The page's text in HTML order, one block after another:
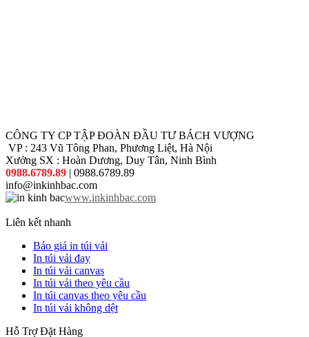
CÔNG TY CP TẬP ĐOÀN ĐẦU TƯ BÁCH VƯỢNG
VP : 243 Vũ Tông Phan, Phương Liệt, Hà Nội
Xưởng SX : Hoàn Dương, Duy Tân, Ninh Bình
0988.6789.89 | 0988.6789.89
info@inkinhbac.com
www.inkinhbac.com
Liên kết nhanh
Báo giá in túi vải
In túi vải đay
In túi vải canvas
In túi vải theo yêu cầu
In túi canvas theo yêu cầu
In túi vải không dệt
Hỗ Trợ Đặt Hàng